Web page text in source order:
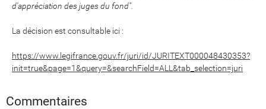
d'appréciation des juges du fond".
La décision est consultable ici :
https://www.legifrance.gouv.fr/juri/id/JURITEXT000048430353?
init=true&page=1&query=&searchField=ALL&tab_selection=juri
Commentaires